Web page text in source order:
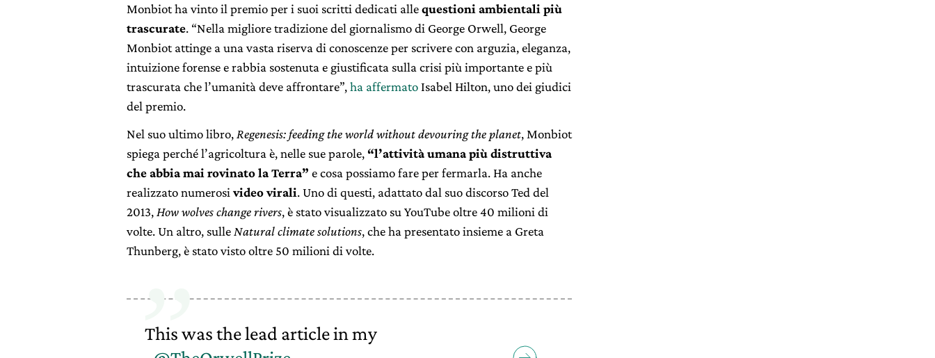
Monbiot ha vinto il premio per i suoi scritti dedicati allequestioni ambientali più
trascurate. “Nella migliore tradizione del giornalismo di George Orwell, George
Monbiot attinge a una vasta riserva di conoscenze per scrivere con arguzia, eleganza,
intuizione forense e rabbia sostenuta e giustificata sulla crisi più importante e più
trascurata che l’umanità deve affrontare”,ha affermato Isabel Hilton, uno dei giudici
del premio.
Nel suo ultimo libro, Regenesis: feeding the world without devouring the planet, Monbiot
spiega perché l’agricoltura è, nelle sue parole, “l’attività umana più distruttiva
che abbia mai rovinato la Terra” e cosa possiamo fare per fermarla. Ha anche
realizzato numerosi video virali. Uno di questi, adattato dal suo discorso Ted del
2013, How wolves change rivers, è stato visualizzato su YouTube oltre 40 milioni di
volte. Un altro, sulle Natural climate solutions, che ha presentato insieme a Greta
Thunberg, è stato visto oltre 50 milioni di volte.
This was the lead article in my